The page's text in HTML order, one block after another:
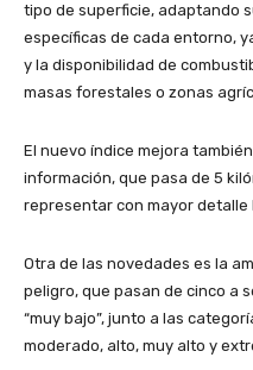
tipo de superficie, adaptando
específicas de cada entorno,
y la disponibilidad de
masas forestales o zonas
El nuevo índice mejora
información, que pasa de 5
representar con mayor
Otra de las novedades es la
peligro, que pasan de cinco a
“muy bajo”, junto a las
moderado, alto, muy alto y